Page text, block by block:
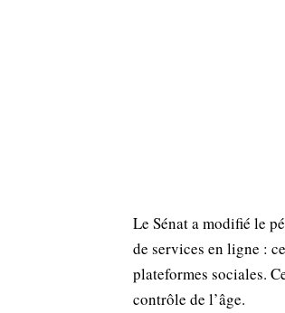
Le Sénat a modifié le
de services en ligne :
plateformes sociales.
contrôle de l’âge.